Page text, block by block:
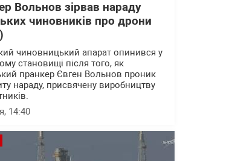
Вольнов зірвав нараду
чиновників про дрони
чиновницький апарат опинився у
становищі після того, як
пранкер Євген Вольнов проник
нараду, присвячену виробництву
14:40